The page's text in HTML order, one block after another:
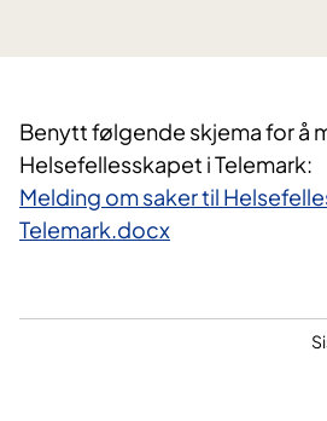
Benytt følgende skjema for å
Helsefellesskapet i Telemark:
Melding om saker til
Telemark.docx